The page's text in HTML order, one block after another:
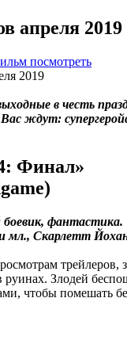
апреля 2019
посмотреть
в честь
ждут:
Финал»
боевик, фантастика.
мл., Скарлетт
трейлеров,
руинах. Злодей
чтобы помешать